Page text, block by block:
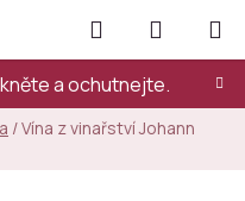
a ochutnejte.
Hledat
KOŠÍK
/Vína z vinařství Johann